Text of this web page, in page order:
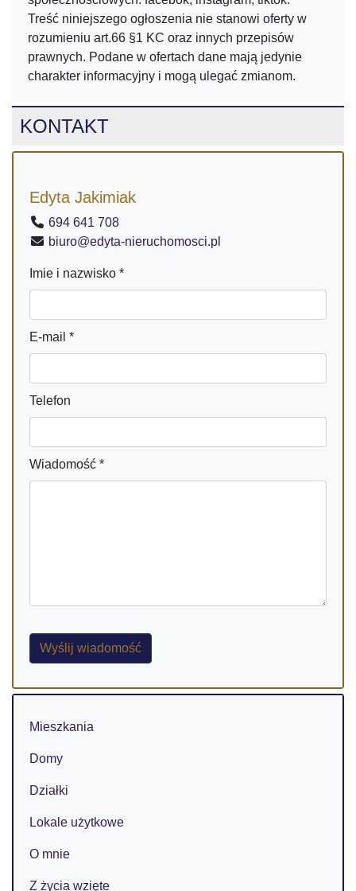
Treść niniejszego ogłoszenia nie stanowi oferty w
rozumieniu art.66 §1 KC oraz innych przepisów
prawnych. Podane w ofertach dane mają jedynie
charakter informacyjny i mogą ulegać zmianom.
KONTAKT
Edyta Jakimiak
694 641 708
biuro@edyta-nieruchomosci.pl
Imie i nazwisko *
E-mail *
Telefon
Wiadomość *
Wyślij wiadomość
Mieszkania
Domy
Działki
Lokale użytkowe
O mnie
Z życia wzięte